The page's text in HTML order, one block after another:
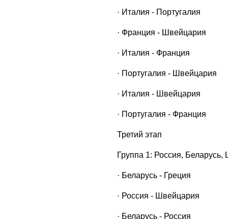
· Италия - Португалия
· Франция - Швейцария
· Италия - Франция
· Португалия - Швейцария
· Италия - Швейцария
· Португалия - Франция
Третий этап
Группа 1: Россия,
· Беларусь - Греция
· Россия - Швейцария
· Беларусь - Россия